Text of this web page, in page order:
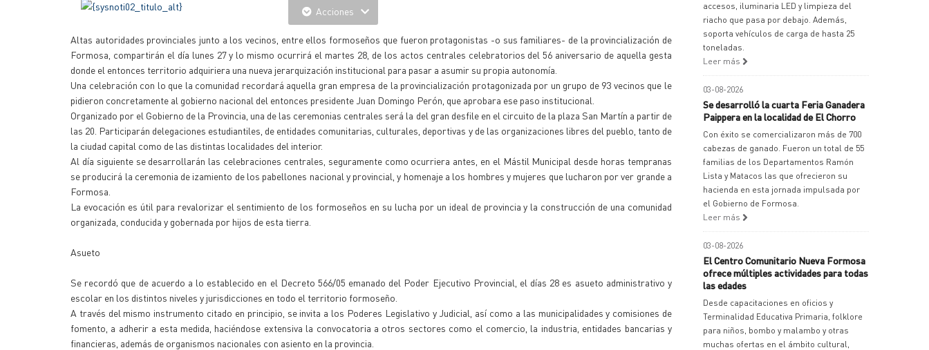
Acciones
Altas autoridades provinciales junto a los vecinos, entre ellos formoseños que fueron protagonistas -o sus familiares- de la provincialización de
Formosa, compartirán el día lunes 27 y lo mismo ocurrirá el martes 28, de los actos centrales celebratorios del 56 aniversario de aquella gesta
donde el entonces territorio adquiriera una nueva jerarquización institucional para pasar a asumir su propia autonomía.
Una celebración con lo que la comunidad recordará aquella gran empresa de la provincialización protagonizada por un grupo de 93 vecinos que le
pidieron concretamente al gobierno nacional del entonces presidente Juan Domingo Perón, que aprobara ese paso institucional.
Organizado por el Gobierno de la Provincia, una de las ceremonias centrales será la del gran desfile en el circuito de la plaza San Martín a partir de
las 20. Participarán delegaciones estudiantiles, de entidades comunitarias, culturales, deportivas y de las organizaciones libres del pueblo, tanto de
la ciudad capital como de las distintas localidades del interior.
Al día siguiente se desarrollarán las celebraciones centrales, seguramente como ocurriera antes, en el Mástil Municipal desde horas tempranas
se producirá la ceremonia de izamiento de los pabellones nacional y provincial, y homenaje a los hombres y mujeres que lucharon por ver grande a
Formosa.
La evocación es útil para revalorizar el sentimiento de los formoseños en su lucha por un ideal de provincia y la construcción de una comunidad
organizada, conducida y gobernada por hijos de esta tierra.
Asueto
Se recordó que de acuerdo a lo establecido en el Decreto 566/05 emanado del Poder Ejecutivo Provincial, el días 28 es asueto administrativo y
escolar en los distintos niveles y jurisdicciones en todo el territorio formoseño.
A través del mismo instrumento citado en principio, se invita a los Poderes Legislativo y Judicial, así como a las municipalidades y comisiones de
fomento, a adherir a esta medida, haciéndose extensiva la convocatoria a otros sectores como el comercio, la industria, entidades bancarias y
financieras, además de organismos nacionales con asiento en la provincia.
accesos, iluminaria LED y limpieza del
riacho que pasa por debajo. Además,
soporta vehículos de carga de hasta 25
toneladas.
Leer más
03-08-2026
Se desarrolló la cuarta Feria Ganadera
Paippera en la localidad de El Chorro
Con éxito se comercializaron más de 700
cabezas de ganado. Fueron un total de 55
familias de los Departamentos Ramón
Lista y Matacos las que ofrecieron su
hacienda en esta jornada impulsada por
el Gobierno de Formosa.
Leer más
03-08-2026
El Centro Comunitario Nueva Formosa
ofrece múltiples actividades para todas
las edades
Desde capacitaciones en oficios y
Terminalidad Educativa Primaria, folklore
para niños, bombo y malambo y otras
muchas ofertas en el ámbito cultural,